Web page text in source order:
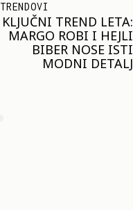
SHOPPING
JOŠ JE RANO ZA JAKNE
– ALI U RESERVED JE
STIGAO MODEL KOJI
ĆE BITI VELIKI TREND